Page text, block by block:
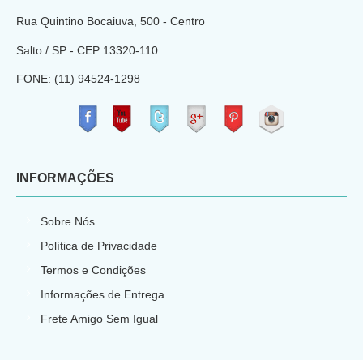
Rua Quintino Bocaiuva, 500 - Centro
Salto / SP - CEP 13320-110
FONE: (11) 94524-1298
INFORMAÇÕES
Sobre Nós
Política de Privacidade
Termos e Condições
Informações de Entrega
Frete Amigo Sem Igual